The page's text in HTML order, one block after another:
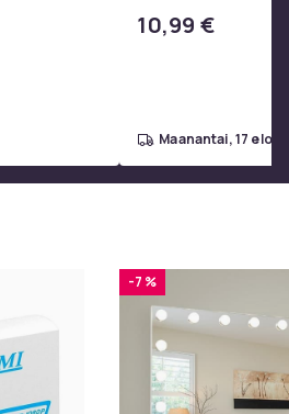
10,99 €
maanantai, 17 elo
-7 %